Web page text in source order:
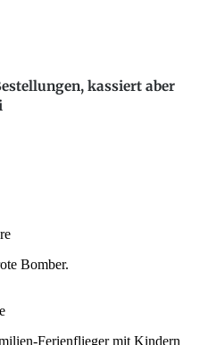
kassiert aber